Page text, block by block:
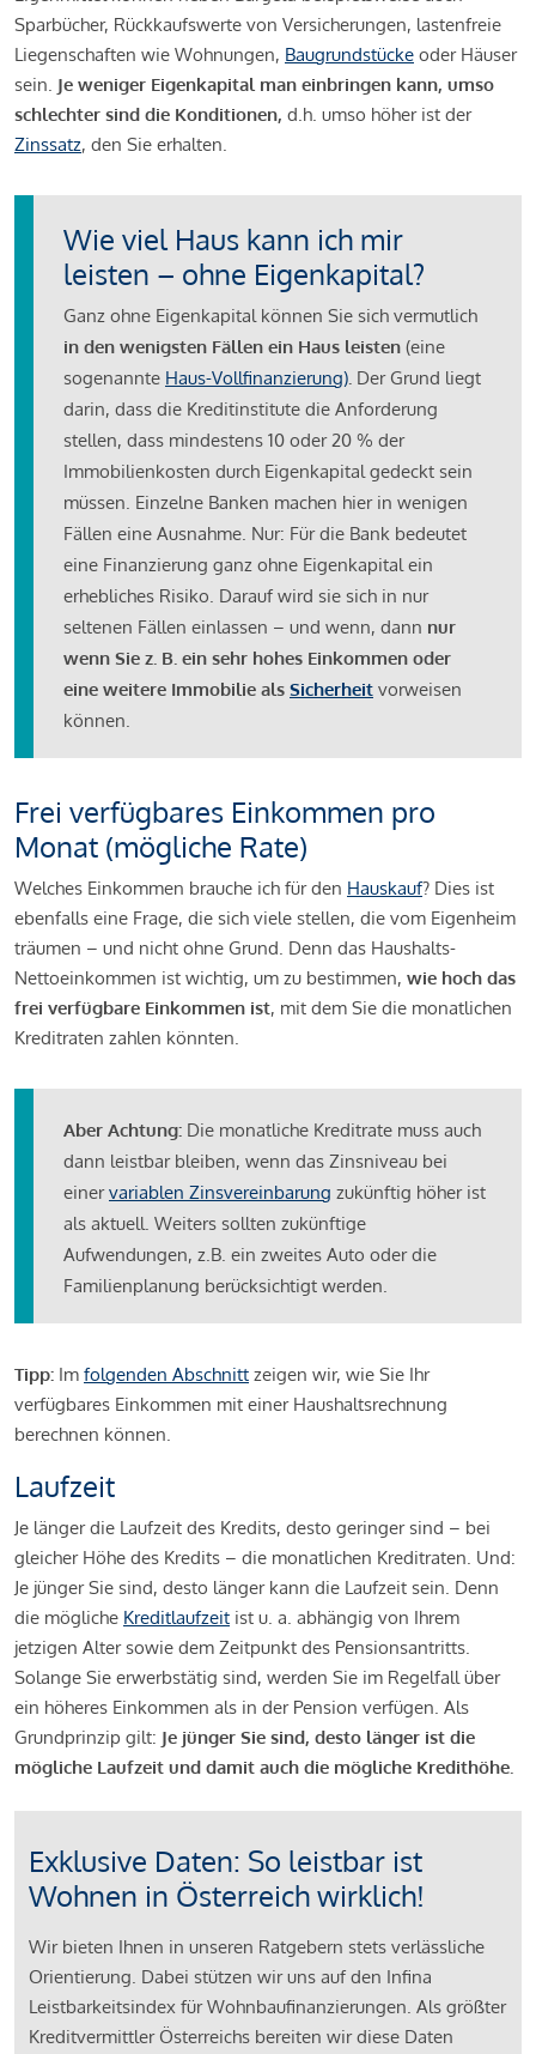
Sparbücher, Rückkaufswerte von Versicherungen, lastenfreie
Liegenschaften wie Wohnungen, Baugrundstücke oder Häuser
sein. Je weniger Eigenkapital man einbringen kann, umso
schlechter sind die Konditionen, d.h. umso höher ist der
Zinssatz, den Sie erhalten.
Wie viel Haus kann ich mir
leisten – ohne Eigenkapital?
Ganz ohne Eigenkapital können Sie sich vermutlich
in den wenigsten Fällen ein Haus leisten (eine
sogenannte Haus-Vollfinanzierung). Der Grund liegt
darin, dass die Kreditinstitute die Anforderung
stellen, dass mindestens 10 oder 20 % der
Immobilienkosten durch Eigenkapital gedeckt sein
müssen. Einzelne Banken machen hier in wenigen
Fällen eine Ausnahme. Nur: Für die Bank bedeutet
eine Finanzierung ganz ohne Eigenkapital ein
erhebliches Risiko. Darauf wird sie sich in nur
seltenen Fällen einlassen – und wenn, dann nur
wenn Sie z. B. ein sehr hohes Einkommen oder
eine weitere Immobilie als Sicherheit vorweisen
können.
Frei verfügbares Einkommen pro
Monat (mögliche Rate)
Welches Einkommen brauche ich für den Hauskauf? Dies ist
ebenfalls eine Frage, die sich viele stellen, die vom Eigenheim
träumen – und nicht ohne Grund. Denn das Haushalts-
Nettoeinkommen ist wichtig, um zu bestimmen, wie hoch das
frei verfügbare Einkommen ist, mit dem Sie die monatlichen
Kreditraten zahlen könnten.
Aber Achtung: Die monatliche Kreditrate muss auch
dann leistbar bleiben, wenn das Zinsniveau bei
einervariablen Zinsvereinbarung zukünftig höher ist
als aktuell. Weiters sollten zukünftige
Aufwendungen, z.B. ein zweites Auto oder die
Familienplanung berücksichtigt werden.
Tipp: Im folgenden Abschnitt zeigen wir, wie Sie Ihr
verfügbares Einkommen mit einer Haushaltsrechnung
berechnen können.
Laufzeit
Je länger die Laufzeit des Kredits, desto geringer sind – bei
gleicher Höhe des Kredits – die monatlichen Kreditraten. Und:
Je jünger Sie sind, desto länger kann die Laufzeit sein. Denn
die mögliche Kreditlaufzeit ist u. a. abhängig von Ihrem
jetzigen Alter sowie dem Zeitpunkt des Pensionsantritts.
Solange Sie erwerbstätig sind, werden Sie im Regelfall über
ein höheres Einkommen als in der Pension verfügen. Als
Grundprinzip gilt: Je jünger Sie sind, desto länger ist die
mögliche Laufzeit und damit auch die mögliche Kredithöhe.
Exklusive Daten: So leistbar ist
Wohnen in Österreich wirklich!
Wir bieten Ihnen in unseren Ratgebern stets verlässliche
Orientierung. Dabei stützen wir uns auf den Infina
Leistbarkeitsindex für Wohnbaufinanzierungen. Als größter
Kreditvermittler Österreichs bereiten wir diese Daten